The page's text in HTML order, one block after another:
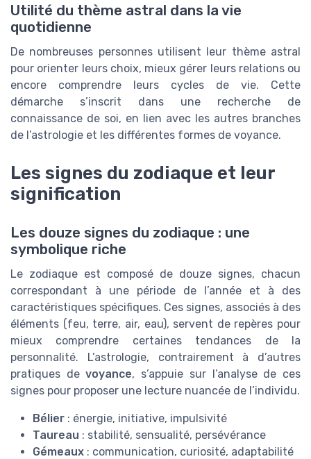
Utilité du thème astral dans la vie
quotidienne
De nombreuses personnes utilisent leur thème astral
pour orienter leurs choix, mieux gérer leurs relations ou
encore comprendre leurs cycles de vie. Cette
démarche s’inscrit dans une recherche de
connaissance de soi, en lien avec les autres branches
de l’astrologie et les différentes formes de voyance.
Les signes du zodiaque et leur
signification
Les douze signes du zodiaque : une
symbolique riche
Le zodiaque est composé de douze signes, chacun
correspondant à une période de l’année et à des
caractéristiques spécifiques. Ces signes, associés à des
éléments (feu, terre, air, eau), servent de repères pour
mieux comprendre certaines tendances de la
personnalité. L’astrologie, contrairement à d’autres
pratiques devoyance, s’appuie sur l’analyse de ces
signes pour proposer une lecture nuancée de l’individu.
Bélier : énergie, initiative, impulsivité
Taureau : stabilité, sensualité, persévérance
Gémeaux : communication, curiosité, adaptabilité